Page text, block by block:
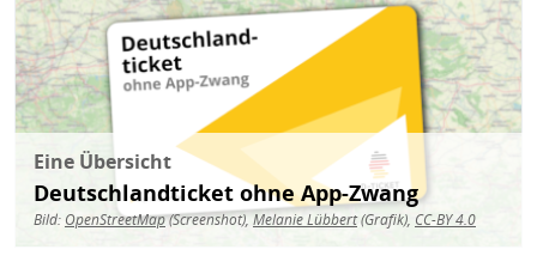
Eine Übersicht
Deutschlandticket ohne App-Zwang
Bild: OpenStreetMap(Screenshot),Melanie Lübbert(Grafik), CC-BY 4.0